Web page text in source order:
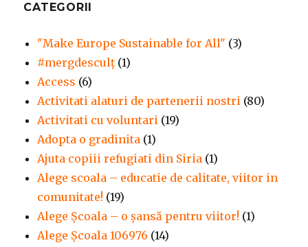
CATEGORII
"Make Europe Sustainable for All" (3)
#mergdesculţ (1)
Access (6)
Activitati alaturi de partenerii nostri (80)
Activitati cu voluntari (19)
Adopta o gradinita (1)
Ajuta copiii refugiati din Siria (1)
Alege scoala – educatie de calitate, viitor in
comunitate! (19)
Alege Şcoala – o şansă pentru viitor! (1)
Alege Școala 106976 (14)